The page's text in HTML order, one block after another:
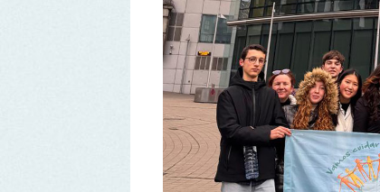
Remover Email (RGPD)
Termos de Uso | Privacidade | Litígio
Livro de Reclamações Eletronico
Ao aceder a outras paginas deste site sao